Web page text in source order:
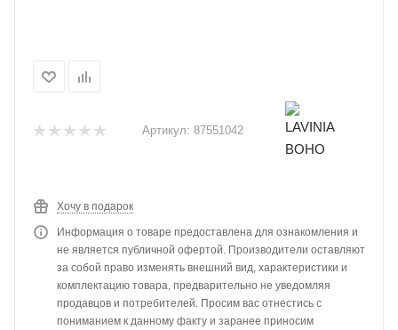
Артикул: 87551042
Хочу в подарок
Информация о товаре предоставлена для ознакомления и
не является публичной офертой. Производители оставляют
за собой право изменять внешний вид, характеристики и
комплектацию товара, предварительно не уведомляя
продавцов и потребителей. Просим вас отнестись с
пониманием к данному факту и заранее приносим